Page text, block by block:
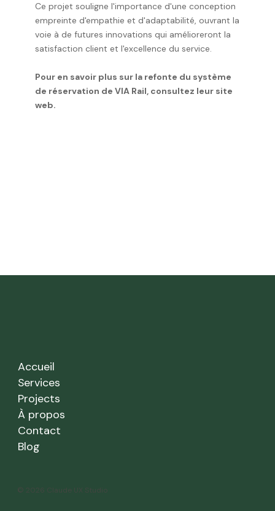
Ce projet souligne l'importance d'une conception
empreinte d'empathie et d'adaptabilité, ouvrant la
voie à de futures innovations qui amélioreront la
satisfaction client et l'excellence du service.
Pour en savoir plus sur la refonte du système
de réservation de VIA Rail, consultez leur site
web.
Accueil
Services
Projects
À propos
Contact
Blog
© 2026 Claude UX Studio